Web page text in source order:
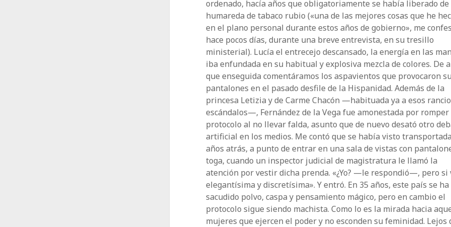
ordenado, hacía años que obligatoriamente se había liberado de
humareda de tabaco rubio («una de las mejores cosas que he
en el plano personal durante estos años de gobierno», me
hace pocos días, durante una breve entrevista, en su tresillo
ministerial). Lucía el entrecejo descansado, la energía en las
iba enfundada en su habitual y explosiva mezcla de colores. De
que enseguida comentáramos los aspavientos que provocaron
pantalones en el pasado desfile de la Hispanidad. Además de la
princesa Letizia y de Carme Chacón —habituada ya a esos
escándalos—, Fernández de la Vega fue amonestada por romper
protocolo al no llevar falda, asunto que de nuevo desató otro
artificial en los medios. Me contó que se había visto
años atrás, a punto de entrar en una sala de vistas con
toga, cuando un inspector judicial de magistratura le llamó la
atención por vestir dicha prenda. «¿Yo? —le respondió—, pero si
elegantísima y discretísima». Y entró. En 35 años, este país se ha
sacudido polvo, caspa y pensamiento mágico, pero en cambio el
protocolo sigue siendo machista. Como lo es la mirada hacia
mujeres que ejercen el poder y no esconden su feminidad. Lejos